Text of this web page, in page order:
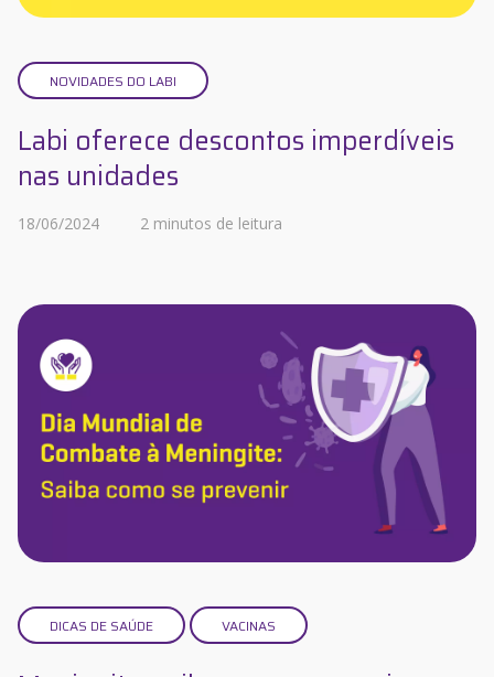
NOVIDADES DO LABI
Labi oferece descontos imperdíveis
nas unidades
18/06/2024 2 minutos de leitura
DICAS DE SAÚDE VACINAS